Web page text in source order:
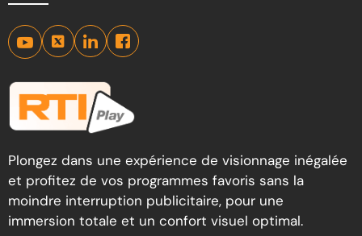
Plongez dans une expérience de visionnage inégalée
et profitez de vos programmes favoris sans la
moindre interruption publicitaire, pour une
immersion totale et un confort visuel optimal.